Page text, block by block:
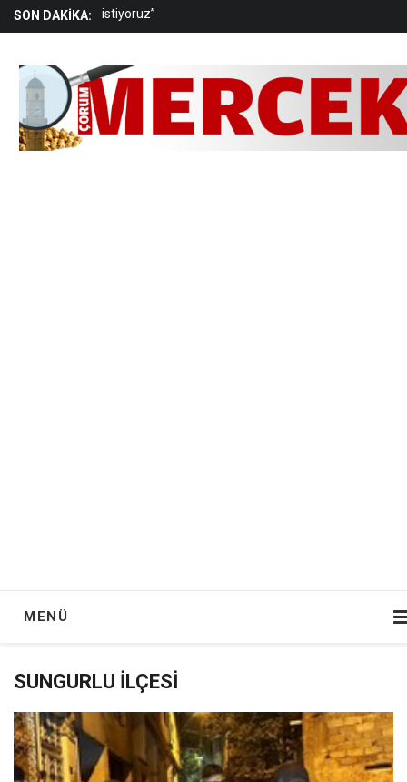
SON DAKİKA:
“Gelir dağılımındaki adaletsizlik toplumsal sonuçlar
yaratıyor”
Düğün magandalarına operasyon: 11 gözaltı
“Çocukların güvenliği toplumsal sorumluluktur”
Cinayet kurbanı kadın, Çorum’da toprağa verildi
Aşgın: “TOGG markamızın karalanmasına izin
MENÜ
SUNGURLU İLÇESI